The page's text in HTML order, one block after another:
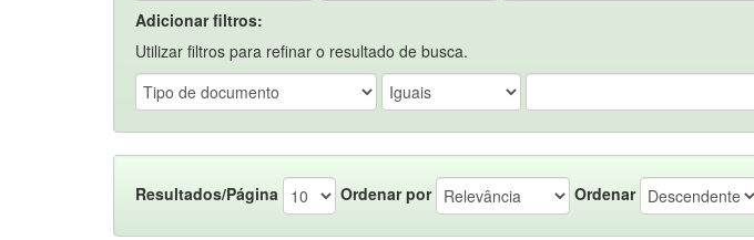
Adicionar filtros:
Utilizar filtros para refinar o resultado de busca.
Resultados/Página Ordenar por Ordenar